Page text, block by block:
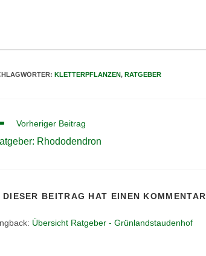
: KLETTERPFLANZEN, RATGEBER
Vorheriger Beitrag
Rhododendron
DIESER BEITRAG HAT EINEN KOMMENTAR
Übersicht Ratgeber - Grünlandstaudenhof